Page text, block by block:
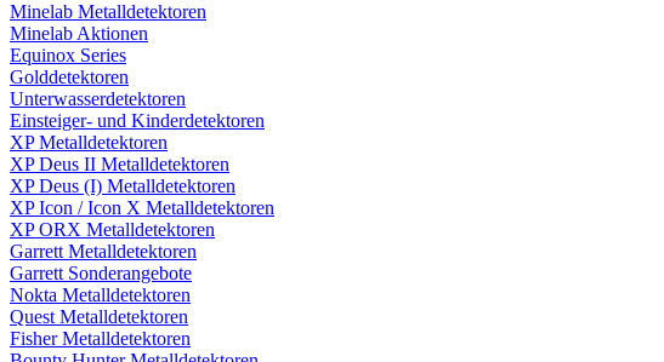
Minelab Metalldetektoren
Minelab Aktionen
Equinox Series
Golddetektoren
Unterwasserdetektoren
Einsteiger- und Kinderdetektoren
XP Metalldetektoren
XP Deus II Metalldetektoren
XP Deus (I) Metalldetektoren
XP Icon / Icon X Metalldetektoren
XP ORX Metalldetektoren
Garrett Metalldetektoren
Garrett Sonderangebote
Nokta Metalldetektoren
Quest Metalldetektoren
Fisher Metalldetektoren